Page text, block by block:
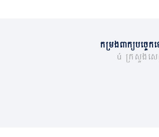
កម្រងពាក្យបច្ចេក
© ក្រសួងសេដ្